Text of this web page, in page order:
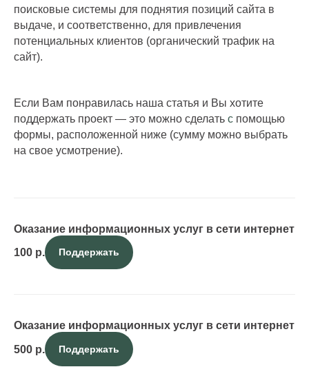
поисковые системы для поднятия позиций сайта в
выдаче, и соответственно, для привлечения
потенциальных клиентов (органический трафик на
сайт).
Если Вам понравилась наша статья и Вы хотите
поддержать проект — это можно сделать с помощью
формы, расположенной ниже (сумму можно выбрать
на свое усмотрение).
Оказание информационных услуг в сети интернет
100 р. Поддержать
Оказание информационных услуг в сети интернет
500 р. Поддержать